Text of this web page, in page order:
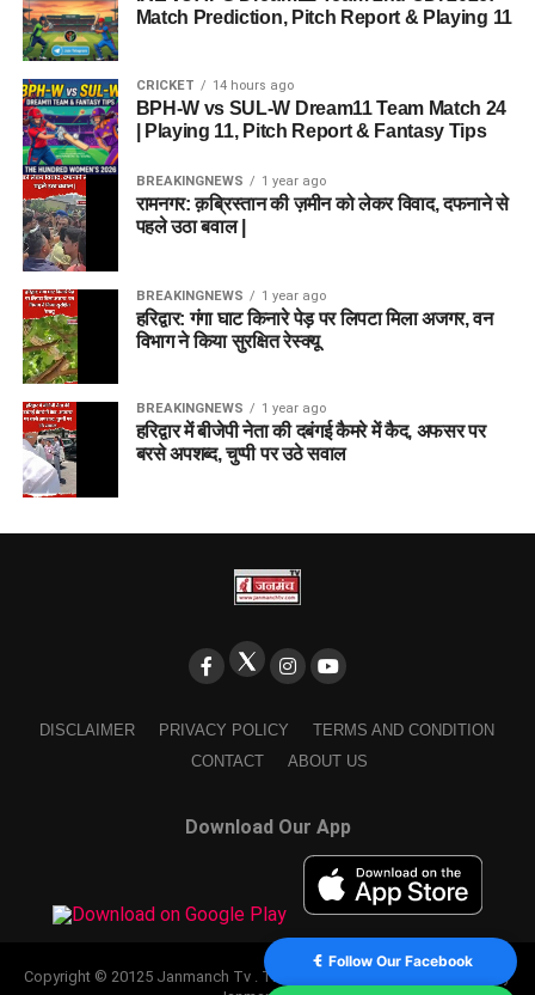
Match Prediction, Pitch Report & Playing 11
CRICKET 14 hours ago
BPH-W vs SUL-W Dream11 Team Match 24
| Playing 11, Pitch Report & Fantasy Tips
BREAKINGNEWS 1 year ago
रामनगर: क़ब्रिस्तान की ज़मीन को लेकर विवाद, दफनाने से
पहले उठा बवाल |
BREAKINGNEWS 1 year ago
हरिद्वार: गंगा घाट किनारे पेड़ पर लिपटा मिला अजगर, वन
विभाग ने किया सुरक्षित रेस्क्यू
BREAKINGNEWS 1 year ago
हरिद्वार में बीजेपी नेता की दबंगई कैमरे में कैद, अफसर पर
बरसे अपशब्द, चुप्पी पर उठे सवाल
DISCLAIMER PRIVACY POLICY
TERMS AND CONDITION
CONTACT
ABOUT US
Download Our App
Copyright © 20125 Janmanch Tv . Theme by SSDIGIMARK. powered by
Follow Our Facebook